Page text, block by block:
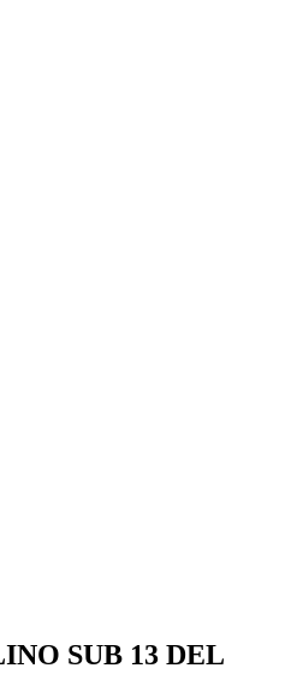
SUB 13 DEL